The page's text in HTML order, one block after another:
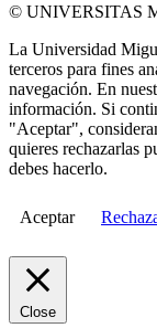
© UNIVERSITAS
La Universidad
terceros para fines
navegación. En
información. Si
"Aceptar",
quieres rechazarlas
debes hacerlo.
Aceptar
Close